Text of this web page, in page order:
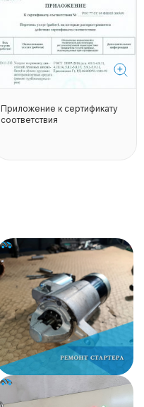
Приложение к сертификату
соответствия